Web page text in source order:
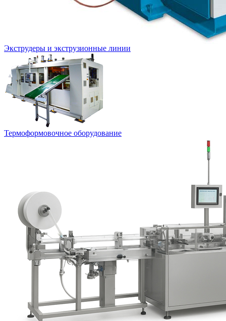
Экструдеры и экструзионные линии
Термоформовочное оборудование